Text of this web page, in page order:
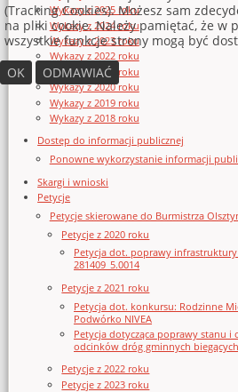
Wykazy z 2025 roku
Wykazy z 2024 roku
Wykazy z 2023 roku
Wykazy z 2022 roku
Wykazy z 2021 roku
Wykazy z 2020 roku
Wykazy z 2019 roku
Wykazy z 2018 roku
Dostęp do informacji publicznej
Ponowne wykorzystanie informacji
Skargi i wnioski
Petycje
Petycje skierowane do Burmistrza
Petycje z 2020 roku
Petycja dot. poprawy
281409_5.0014
Petycje z 2021 roku
Petycja dot. konkursu: Rodzinne
Podwórko NIVEA
Petycja dotycząca poprawy stanu i
odcinków dróg gminnych
Petycje z 2022 roku
Petycje z 2023 roku
(Tracking Cookies). Możesz sam
na pliki cookie. Należy pamiętać, że w
wszystkie funkcje strony mogą być
OK
ODMAWIAĆ